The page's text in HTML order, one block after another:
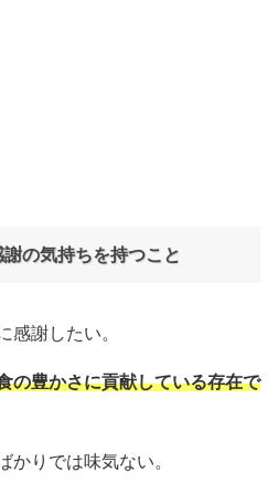
の気持ちを持つこと
感謝したい。
の豊かさに貢献している存在で
かりでは味気ない。